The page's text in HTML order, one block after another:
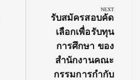
NEXT
Next
Post:
รับสมัครสอบคัด
เลือกเพื่อรับทุน
การศึกษา ของ
สำนักงานคณะ
กรรมการกำกับ